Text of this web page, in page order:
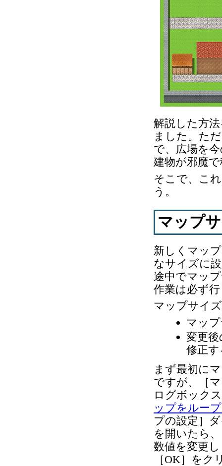
解説した方
ました。た
で、広場を
建物が邪魔
そこで、こ
う。
マップ
新しくマッ
なサイズに
途中でマッ
作業は必ず
マップサイ
マッ
変更
修正す
まず最初に
ですが、［
ログボック
ップをルー
プの設定］
を開いたら
数値を変更
［OK］を